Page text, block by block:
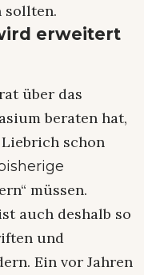
sollten.
erweitert
über das
beraten hat,
schon
müssen.
auch deshalb so
und
Ein vor Jahren